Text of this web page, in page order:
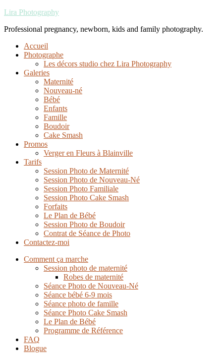
Lira Photography
Professional pregnancy, newborn, kids and family photography.
Accueil
Photographe
Les décors studio chez Lira Photography
Galeries
Maternité
Nouveau-né
Bébé
Enfants
Famille
Boudoir
Cake Smash
Promos
Verger en Fleurs à Blainville
Tarifs
Session Photo de Maternité
Session Photo de Nouveau-Né
Session Photo Familiale
Session Photo Cake Smash
Forfaits
Le Plan de Bébé
Session Photo de Boudoir
Contrat de Séance de Photo
Contactez-moi
Comment ça marche
Session photo de maternité
Robes de maternité
Séance Photo de Nouveau-Né
Séance bébé 6-9 mois
Séance photo de famille
Séance Photo Cake Smash
Le Plan de Bébé
Programme de Référence
FAQ
Blogue